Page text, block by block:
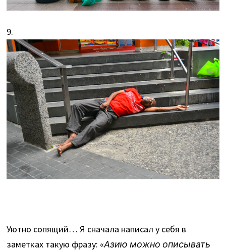
9.
Уютно сопящий… Я сначала написал у себя в
заметках такую фразу: «Азию можно описывать